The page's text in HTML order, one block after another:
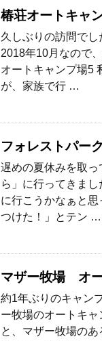
椿荘オートキャ
久しぶりの訪問で
2018年10月なので
オートキャンプ場5
が、家族で行 …
フォレストパー
遅めの夏休みを取
ら」に行ってきま
に行こうかなぁと
つけた！」とテン …
マザー牧場 オ
約1年ぶりのキャン
ー牧場のオートキ
と、マザー牧場の